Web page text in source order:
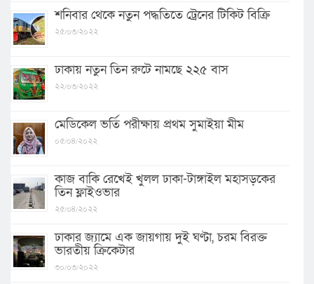
শনিবার থেকে নতুন পদ্ধতিতে ট্রেনের টিকিট বিক্রি
২৫/০৩/২০২২
ঢাকায় নতুন তিন রুটে নামছে ২২৫ বাস
২২/০৩/২০২২
মেডিকেল ভর্তি পরীক্ষায় প্রথম সুমাইয়া মীম
০৫/০৪/২০২২
কাজ বাকি রেখেই খুলল ঢাকা-টাঙ্গাইল মহাসড়কের
তিন ফ্লাইওভার
২৫/০৪/২০২২
ঢাকার জ্যামে এক জায়গায় দুই ঘণ্টা, চরম বিরক্ত
ভারতীয় ক্রিকেটার
৩০/০৩/২০২২